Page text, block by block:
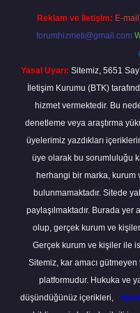
Reklam ve İletişim: E-
forumhizmeti@gmail.com
Yasal Uyarı: Sitemiz, 5651
İletişim Kurumu (BTK)
hizmet vermektedir. Bu
denetleme veya araştırma
üyelerimiz yazdıkları
üye olarak bu sorumluluğu
herhangi bir marka, kurum
bulunmamaktadır. Sitede
paylaşılmaktadır. Burada
olup, gerçek kurum ve kişiler
Gerçek kurum ve kişiler ile
Sitemiz, kar amacı
platformudur. Hukuka ve
düşündüğünüz içerikleri,